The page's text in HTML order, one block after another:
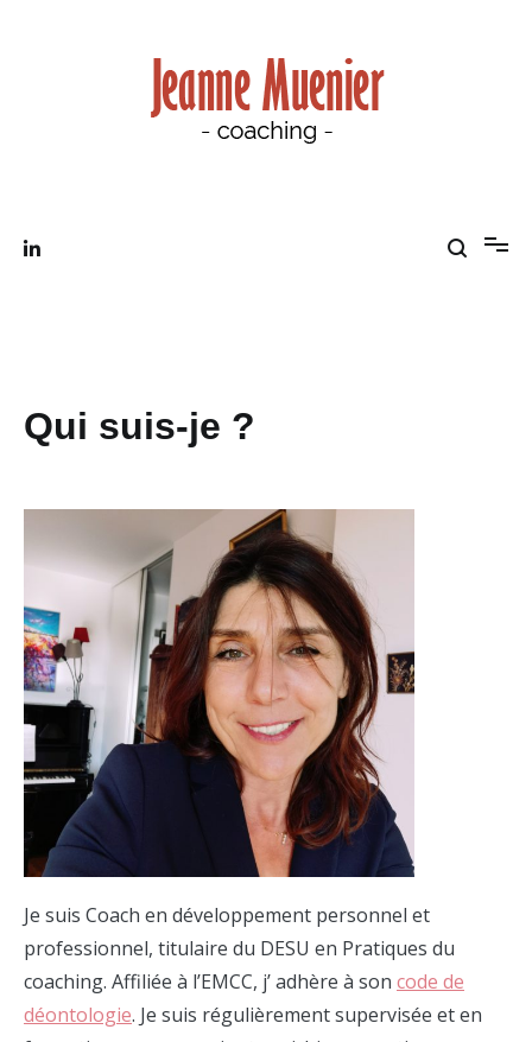
Qui suis-je ?
Je suis Coach en développement personnel et
professionnel, titulaire du DESU en Pratiques du
coaching. Affiliée à l’EMCC, j’ adhère à son code de
déontologie. Je suis régulièrement supervisée et en